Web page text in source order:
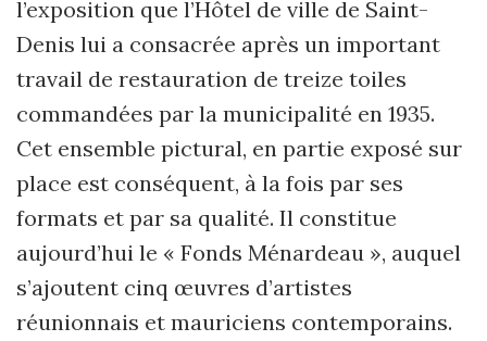
l’exposition que l’Hôtel de ville de Saint-
Denis lui a consacrée après un important
travail de restauration de treize toiles
commandées par la municipalité en 1935.
Cet ensemble pictural, en partie exposé sur
place est conséquent, à la fois par ses
formats et par sa qualité. Il constitue
aujourd’hui le « Fonds Ménardeau », auquel
s’ajoutent cinq œuvres d’artistes
réunionnais et mauriciens contemporains.